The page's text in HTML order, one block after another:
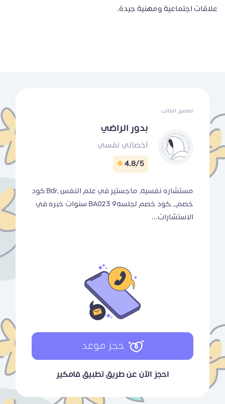
علاقات اجتماعية ومهنية جيدة.
تفاصيل الكاتب
بدور الراضي
أخصائي نفسي
4.8/5
مستشاره نفسيه، ماجستير في علم النفس ،Bdr كود
خصم,, ,كود خصم لجلسهBA023 9 سنوات خبره في
الاستشارات...
حجز موعد
احجز الآن عن طريق تطبيق فامكير